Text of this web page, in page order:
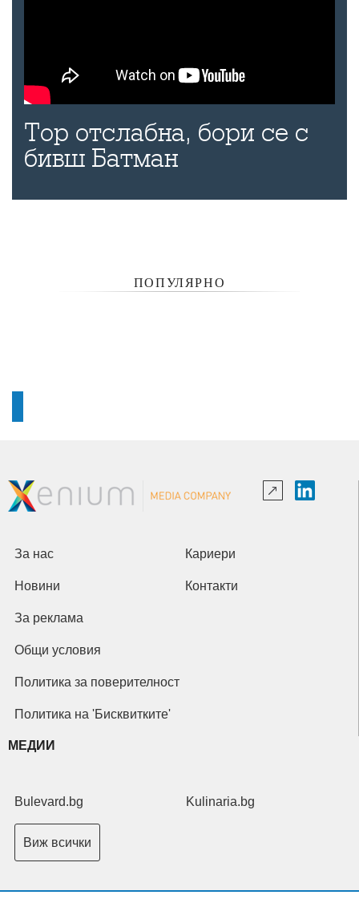
Тор отслабна, бори се с
бивш Батман
ПОПУЛЯРНО
За нас Кариери
Новини Контакти
За реклама
Общи условия
Политика за поверителност
Политика на 'Бисквитките'
МЕДИИ
Bulevard.bg Kulinaria.bg
Виж всички